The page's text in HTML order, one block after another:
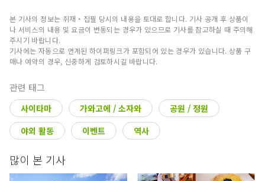
서비스를 제공하고 있습니다. 여름은 일본 각지의
유명 불꽃놀이를 둘러싼 투어나, 도쿄에서의 독특한
기 스키장에, 관동발의 버스로 가는 올 인클루시브
의 스키 투어를 준비하고 있습니다! 「조금 특별한
본 기사의 정보는 취재・집필 당시의 내용을 토대로 합니다. 기사 공개 후 상품이
나 서비스의 내용 및 요금이 변동되는 경우가 있으므로 기사를 참고하실 때 주의해
주시기 바랍니다.
기사에는 자동으로 연계된 하이퍼링크가 포함되어 있는 경우가 있습니다. 상품 구
매나 예약의 경우, 신중하게 검토하시길 바랍니다.
관련 태그
사이타마 가와고에 / 소자와
공원 / 정원
야외 활동
이벤트 역사
많이 본 기사